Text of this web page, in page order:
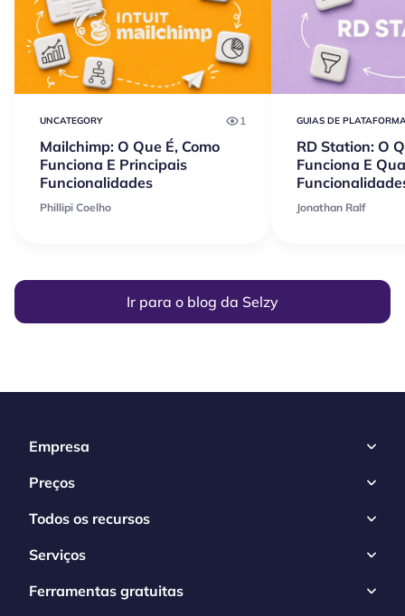
UNCATEGORY 1
Mailchimp: O Que É, Como
Funciona E Principais
Funcionalidades
Phillipi Coelho
GUIAS DE
RD Station: O
Funciona E
Jonathan Ralf
Ir para o blog da Selzy
Empresa
Preços
Todos os recursos
Serviços
Ferramentas gratuitas